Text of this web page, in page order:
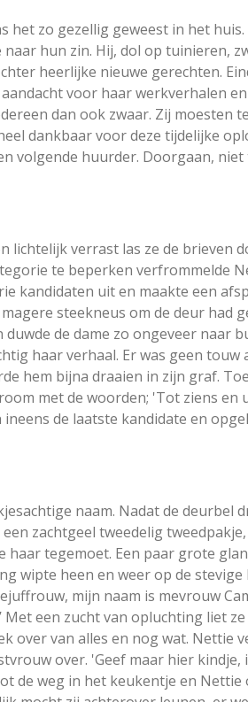
het zo gezellig geweest in het
hun zin. Hij, dol op tuinieren,
heerlijke nieuwe gerechten.
voor haar werkverhalen
dan ook zwaar. Zij
dankbaar voor deze tijdelijke
volgende huurder. Doorgaan,
lichtelijk verrast las ze de brieven
te beperken verfrommelde
kandidaten uit en maakte een
steekneus om de deur had
de dame zo ongeveer naar
haar verhaal. Er was geen touw
hem bijna draaien in zijn graf.
met de woorden; 'Tot ziens en
de laatste kandidate en
naam. Nadat de deurbel
zachtgeel tweedelig
tegemoet. Een paar grote
wipte heen en weer op de
mijn naam is mevrouw
een zucht van opluchting liet
over van alles en nog wat. Nettie
over. 'Geef maar hier kindje,
de weg in het keukentje en